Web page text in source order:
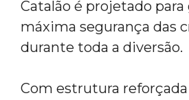
Catalão é projetado para
máxima segurança das
durante toda a diversão.
Com estrutura